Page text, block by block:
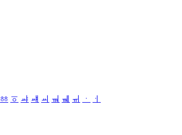
ㆅ ㆆ ㆇ ㆈ ㆉ ㆊ ㆋ ㆌ ㆍ
ㆎ